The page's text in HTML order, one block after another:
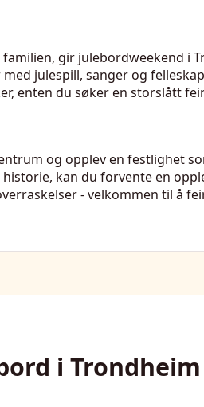
gir julebordweekend i
julespill, sanger og
enten du søker en storslått
og opplev en festlighet
kan du forvente en
- velkommen til å
i